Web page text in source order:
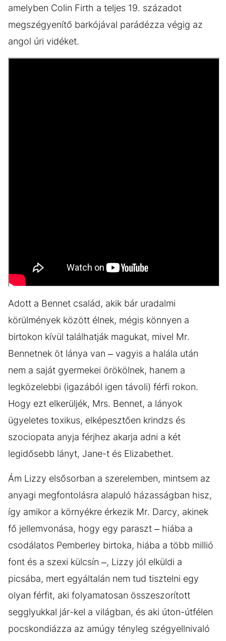
amelyben Colin Firth a teljes 19. századot
megszégyenítő barkójával parádézza végig az
angol úri vidéket.
Adott a Bennet család, akik bár uradalmi
körülmények között élnek, mégis könnyen a
birtokon kívül találhatják magukat, mivel Mr.
Bennetnek öt lánya van – vagyis a halála után
nem a saját gyermekei örökölnek, hanem a
legközelebbi (igazából igen távoli) férfi rokon.
Hogy ezt elkerüljék, Mrs. Bennet, a lányok
ügyeletes toxikus, elképesztően krindzs és
szociopata anyja férjhez akarja adni a két
legidősebb lányt, Jane-t és Elizabethet.
Ám Lizzy elsősorban a szerelemben, mintsem az
anyagi megfontolásra alapuló házasságban hisz,
így amikor a környékre érkezik Mr. Darcy, akinek
fő jellemvonása, hogy egy paraszt – hiába a
csodálatos Pemberley birtoka, hiába a több millió
font és a szexi külcsín –, Lizzy jól elküldi a
picsába, mert egyáltalán nem tud tisztelni egy
olyan férfit, aki folyamatosan összeszorított
segglyukkal jár-kel a világban, és aki úton-útfélen
pocskondiázza az amúgy tényleg szégyellnivaló